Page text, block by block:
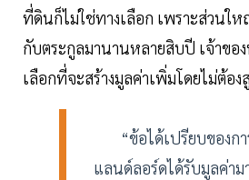
ที่ดินก็ไม่ใช่ทางเลือก เพราะส่วน
กับตระกูลมานานหลายสิบปี เจ้าขอ
เลือกที่จะสร้างมูลค่าเพิ่มโดยไม่ต้อ
“ข้อได้เปรียบของก
แลนด์ลอร์ดได้รับมูลค่าม